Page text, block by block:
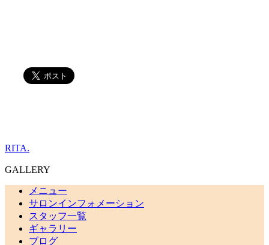
RITA.
GALLERY
メニュー
サロンインフォメーション
スタッフ一覧
ギャラリー
ブログ